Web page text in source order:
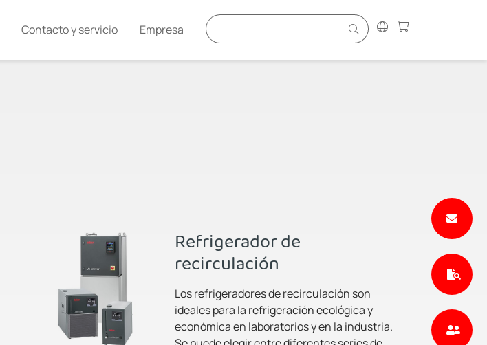
Contacto y servicio Empresa
Refrigerador de
recirculación
Los refrigeradores de recirculación son
ideales para la refrigeración ecológica y
económica en laboratorios y en la industria.